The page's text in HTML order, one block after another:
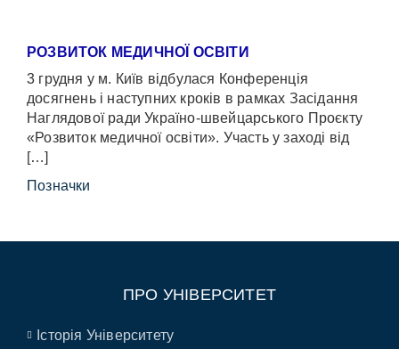
РОЗВИТОК МЕДИЧНОЇ ОСВІТИ
3 грудня у м. Київ відбулася Конференція
досягнень і наступних кроків в рамках Засідання
Наглядової ради Україно-швейцарського Проєкту
«Розвиток медичної освіти». Участь у заході від
[…]
Позначки
ПРО УНІВЕРСИТЕТ
Історія Університету